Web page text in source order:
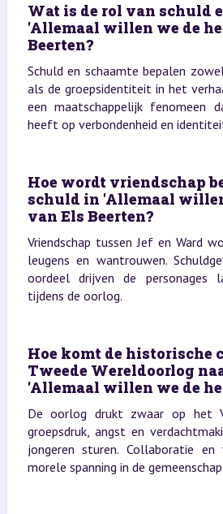
Wat is de rol van schuld
'Allemaal willen we de
Beerten?
Schuld en schaamte bepalen
als de groepsidentiteit in het
een maatschappelijk fenomeen
heeft op verbondenheid en
Hoe wordt vriendschap
schuld in 'Allemaal
van Els Beerten?
Vriendschap tussen Jef en Ward
leugens en wantrouwen.
oordeel drijven de personages
tijdens de oorlog.
Hoe komt de historische
Tweede Wereldoorlog
'Allemaal willen we de
De oorlog drukt zwaar op het
groepsdruk, angst en
jongeren sturen. Collaboratie
morele spanning in de gemeenschap.